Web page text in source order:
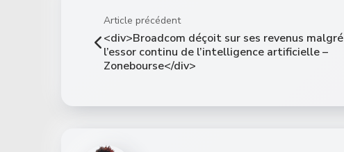
Article précédent
<div>Broadcom déçoit sur ses revenus malgré
l’essor continu de l’intelligence artificielle –
Zonebourse</div>